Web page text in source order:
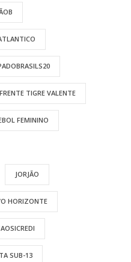
TIGRE VALENTE
FEMININO
JORJÃO
HORIZONTE
SUB-13